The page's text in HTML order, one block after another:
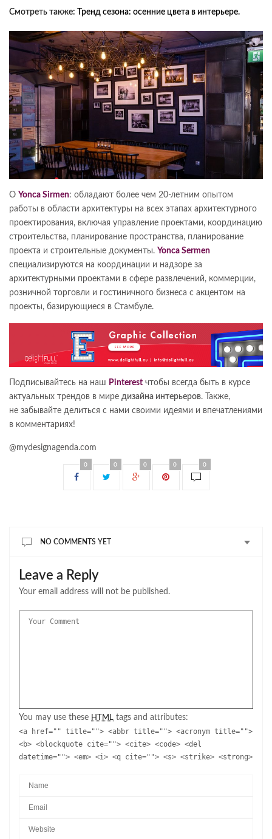
Смотреть также: Тренд сезона: осенние цвета в интерьере.
О Yonca Sirmen: обладают более чем 20-летним опытом
работы в области архитектуры на всех этапах архитектурного
проектирования, включая управление проектами, координацию
строительства, планирование пространства, планирование
проекта и строительные документы. Yonca Sermen
специализируются на координации и надзоре за
архитектурными проектами в сфере развлечений, коммерции,
розничной торговли и гостиничного бизнеса с акцентом на
проекты, базирующиеся в Стамбуле.
Подписывайтесь на наш Pinterest чтобы всегда быть в курсе
актуальных трендов в мире дизайна интерьеров. Также,
не забывайте делиться с нами своими идеями и впечатлениями
в комментариях!
@mydesignagenda.com
0 0 0 0 0
NO COMMENTS YET
Leave a Reply
Your email address will not be published.
You may use these HTML tags and attributes:
<a href="" title=""> <abbr title=""> <acronym title="">
<b> <blockquote cite=""> <cite> <code> <del
datetime=""> <em> <i> <q cite=""> <s> <strike> <strong>